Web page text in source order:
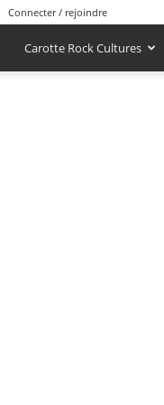
Connecter / rejoindre
Carotte Rock Cultures